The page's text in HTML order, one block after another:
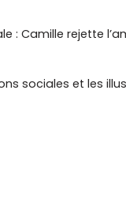
: Camille rejette
sociales et les